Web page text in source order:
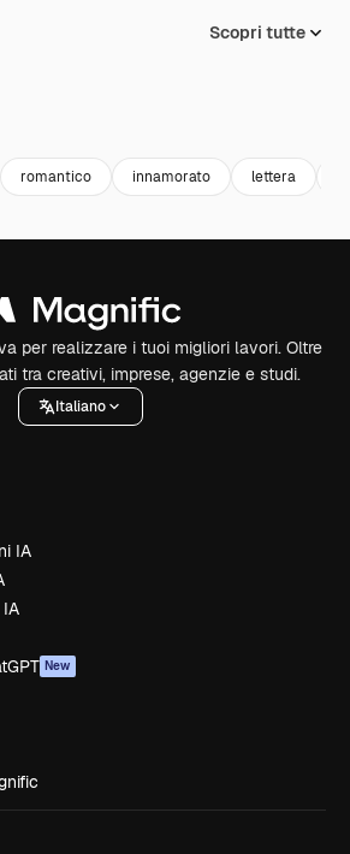
Scopri tutte
romantico innamorato lettera
per realizzare i tuoi migliori lavori. Oltre
tra creativi, imprese, agenzie e studi.
Italiano
IA
New